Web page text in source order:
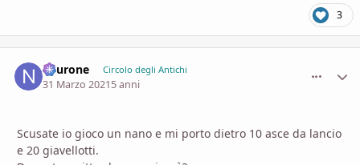
3
neurone Circolo degli Antichi
31 Marzo 20215 anni
Scusate io gioco un nano e mi porto dietro 10 asce da lancio
e 20 giavellotti.